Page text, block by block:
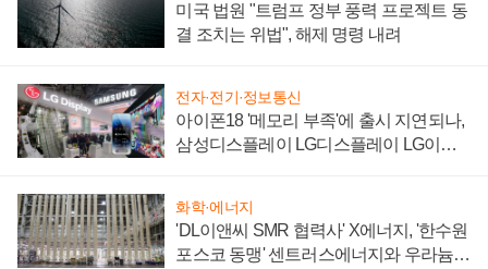
미국 법원 "트럼프 정부 풍력 프로젝트 동
결 조치는 위법", 해제 명령 내려
전자·전기·정보통신
아이폰18 '메모리 부족'에 출시 지연되나,
삼성디스플레이 LG디스플레이 LG이노
화학·에너지
'DL이앤씨 SMR 협력사' X에너지, '한수원
포스코 동맹' 센트러스에너지와 우라늄